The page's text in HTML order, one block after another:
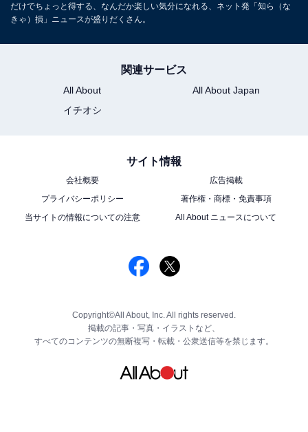
だけでちょっと得する、なんだか楽しい気分になれる、ネット発「知ら（な
きゃ）損」ニュースが盛りだくさん。
関連サービス
All About
All About Japan
イチオシ
サイト情報
会社概要
広告掲載
プライバシーポリシー
著作権・商標・免責事項
当サイトの情報についての注意
All About ニュースについて
Copyright©All About, Inc. All rights reserved.
掲載の記事・写真・イラストなど、
すべてのコンテンツの無断複写・転載・公衆送信等を禁じます。